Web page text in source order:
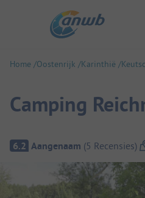
Home Oostenrijk Karinthië
Camping
Camping overzicht
6.2 Aangenaam (5 Recensies)